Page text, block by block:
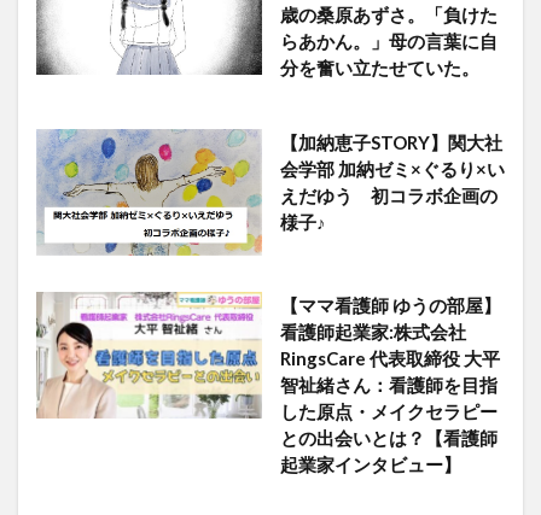
歳の桑原あずさ。「負けた
らあかん。」母の言葉に自
分を奮い立たせていた。
【加納恵子STORY】関大社
会学部 加納ゼミ×ぐるり×い
えだゆう 初コラボ企画の
様子♪
【ママ看護師 ゆうの部屋】
看護師起業家:株式会社
RingsCare 代表取締役 大平
智祉緒さん：看護師を目指
した原点・メイクセラピー
との出会いとは？【看護師
起業家インタビュー】